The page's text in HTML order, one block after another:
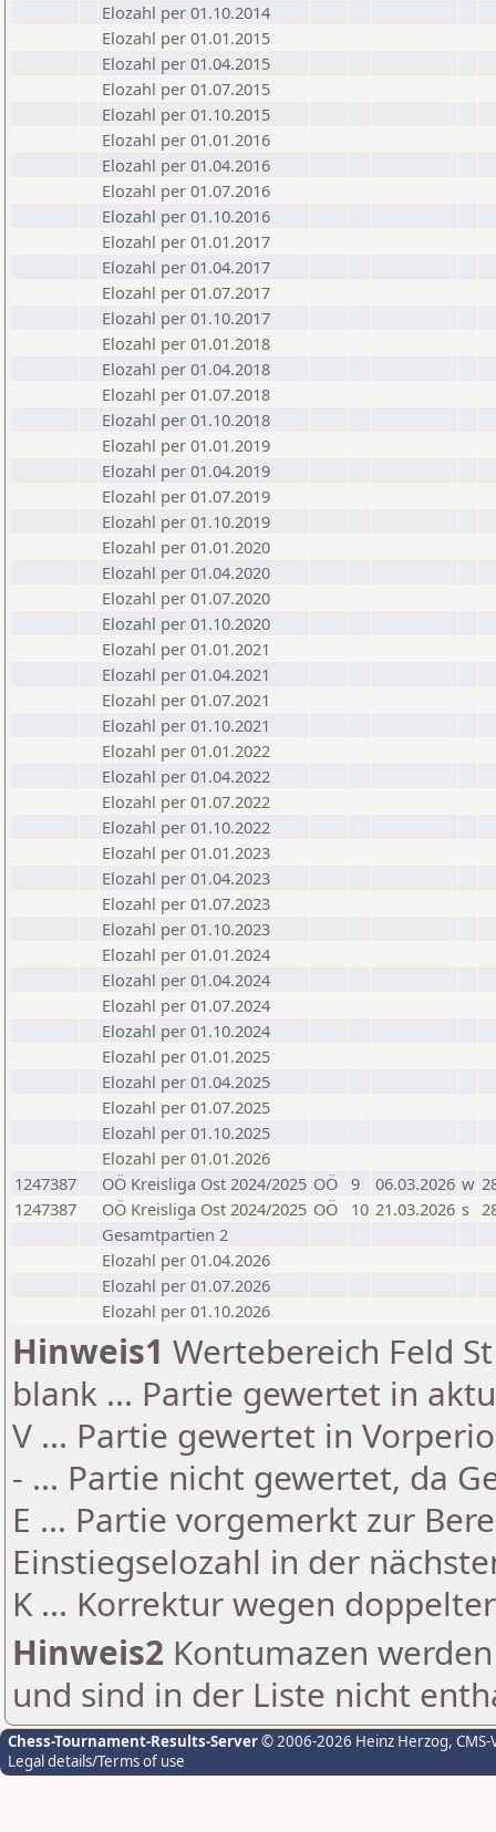
Elozahl per 01.10.2014
Elozahl per 01.01.2015
Elozahl per 01.04.2015
Elozahl per 01.07.2015
Elozahl per 01.10.2015
Elozahl per 01.01.2016
Elozahl per 01.04.2016
Elozahl per 01.07.2016
Elozahl per 01.10.2016
Elozahl per 01.01.2017
Elozahl per 01.04.2017
Elozahl per 01.07.2017
Elozahl per 01.10.2017
Elozahl per 01.01.2018
Elozahl per 01.04.2018
Elozahl per 01.07.2018
Elozahl per 01.10.2018
Elozahl per 01.01.2019
Elozahl per 01.04.2019
Elozahl per 01.07.2019
Elozahl per 01.10.2019
Elozahl per 01.01.2020
Elozahl per 01.04.2020
Elozahl per 01.07.2020
Elozahl per 01.10.2020
Elozahl per 01.01.2021
Elozahl per 01.04.2021
Elozahl per 01.07.2021
Elozahl per 01.10.2021
Elozahl per 01.01.2022
Elozahl per 01.04.2022
Elozahl per 01.07.2022
Elozahl per 01.10.2022
Elozahl per 01.01.2023
Elozahl per 01.04.2023
Elozahl per 01.07.2023
Elozahl per 01.10.2023
Elozahl per 01.01.2024
Elozahl per 01.04.2024
Elozahl per 01.07.2024
Elozahl per 01.10.2024
Elozahl per 01.01.2025
Elozahl per 01.04.2025
Elozahl per 01.07.2025
Elozahl per 01.10.2025
Elozahl per 01.01.2026
1247387
OÖ Kreisliga Ost 2024/2025 OÖ 9 06.03.2026 w
1247387
OÖ Kreisliga Ost 2024/2025 OÖ 10 21.03.2026 s
Gesamtpartien 2
Elozahl per 01.04.2026
Elozahl per 01.07.2026
Elozahl per 01.10.2026
Hinweis1 Wertebereich Feld
blank ... Partie gewertet in
V ... Partie gewertet in
- ... Partie nicht gewertet, da
E ... Partie vorgemerkt zur
Einstiegselozahl in der
K ... Korrektur wegen
Hinweis2 Kontumazen
und sind in der Liste nicht
Chess-Tournament-Results-Server© 2006-2026 Heinz Herzog,
Legal details/Terms of use